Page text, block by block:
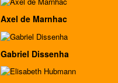
Axel de Marnhac
Gabriel Dissenha